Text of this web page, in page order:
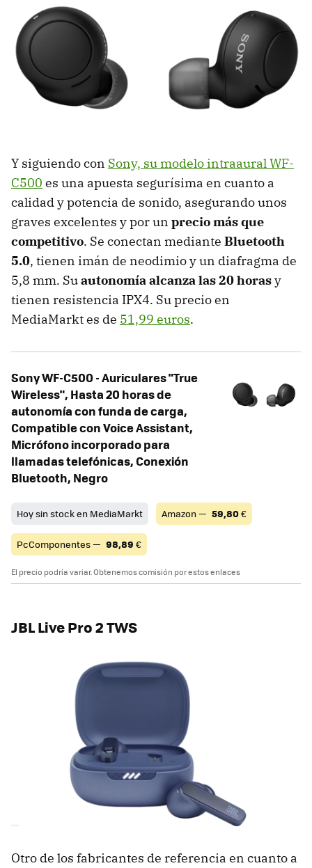
Y siguiendo con Sony, su modelo intraaural WF-
C500 es una apuesta segurísima en cuanto a
calidad y potencia de sonido, asegurando unos
graves excelentes y por un precio más que
competitivo. Se conectan mediante Bluetooth
5.0, tienen imán de neodimio y un diafragma de
5,8 mm. Suautonomía alcanza las 20 horasy
tienen resistencia IPX4. Su precio en
MediaMarkt es de 51,99 euros.
Sony WF-C500 - Auriculares "True
Wireless", Hasta 20 horas de
autonomía con funda de carga,
Compatible con Voice Assistant,
Micrófono incorporado para
llamadas telefónicas, Conexión
Bluetooth, Negro
Hoy sin stock en MediaMarkt Amazon — 59,80€
PcComponentes — 98,89 €
El precio podría variar. Obtenemos comisión por estos enlaces
JBL Live Pro 2 TWS
Otro de los fabricantes de referencia en cuanto a